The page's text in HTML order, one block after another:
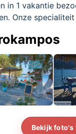
in 1 vakantie
Onze
Bekijk foto's